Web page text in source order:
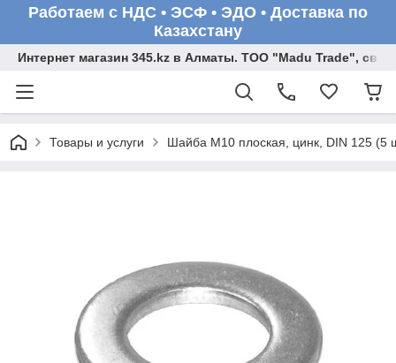
Работаем с НДС • ЭСФ • ЭДО • Доставка по
Казахстану
Интернет магазин 345.kz в Алматы. ТОО "Madu Trade",
Товары и услуги Шайба М10 плоская, цинк, DIN 125 (5